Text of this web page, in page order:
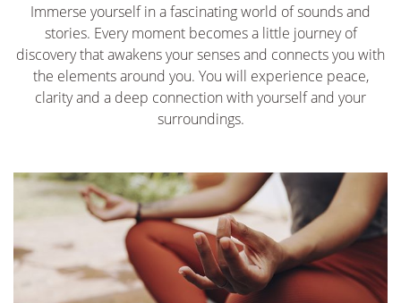
Immerse yourself in a fascinating world of sounds and
stories. Every moment becomes a little journey of
discovery that awakens your senses and connects you with
the elements around you. You will experience peace,
clarity and a deep connection with yourself and your
surroundings.